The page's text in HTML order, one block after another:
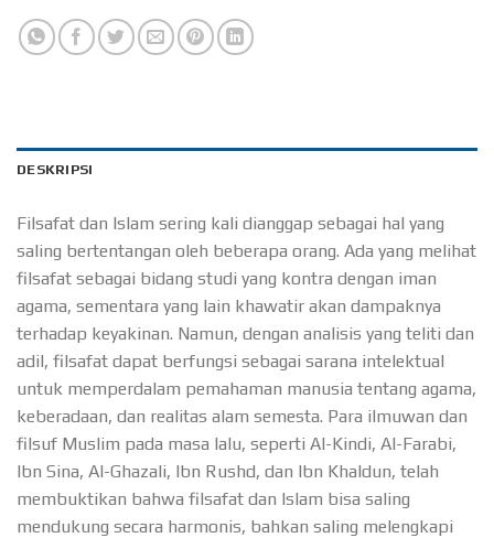
DESKRIPSI
Filsafat dan Islam sering kali dianggap sebagai hal yang
saling bertentangan oleh beberapa orang. Ada yang melihat
filsafat sebagai bidang studi yang kontra dengan iman
agama, sementara yang lain khawatir akan dampaknya
terhadap keyakinan. Namun, dengan analisis yang teliti dan
adil, filsafat dapat berfungsi sebagai sarana intelektual
untuk memperdalam pemahaman manusia tentang agama,
keberadaan, dan realitas alam semesta. Para ilmuwan dan
filsuf Muslim pada masa lalu, seperti Al-Kindi, Al-Farabi,
Ibn Sina, Al-Ghazali, Ibn Rushd, dan Ibn Khaldun, telah
membuktikan bahwa filsafat dan Islam bisa saling
mendukung secara harmonis, bahkan saling melengkapi